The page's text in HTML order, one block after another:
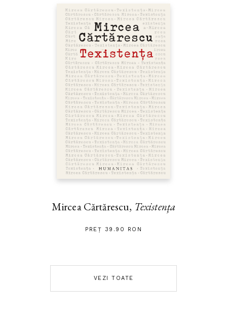
Mircea Cărtărescu, Texistența
PREȚ 39.90 RON
VEZI TOATE